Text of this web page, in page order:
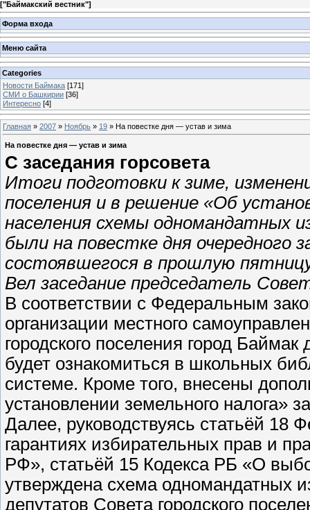
["Баймакский вестник"]
Форма входа
Меню сайта
Categories
Новости Баймака [171]
СМИ о Башкирии [36]
Интересно [4]
Главная » 2007 » Ноябрь » 19 » На повестке дня — устав и зима
На повестке дня — устав и зима
С заседания горсовета
Итоги подготовки к зиме,
поселения и в решение «Об
населения схемы одномандатных
были на повестке дня очередного
состоявшегося в прошлую
Вел заседание председатель
В соответствии с Федеральным
организации местного
городского поселения город
будет ознакомиться в школьных
системе. Кроме того, внесены
установлении земельного налога»
Далее, руководствуясь статьёй 18
гарантиях избирательных прав и
РФ», статьёй 15 Кодекса РБ «О
утверждена схема одномандатных
депутатов Совета городского